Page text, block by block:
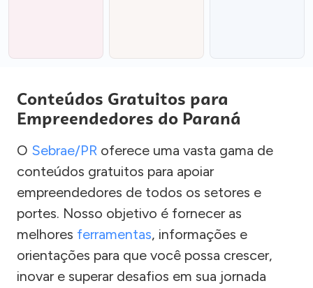
Conteúdos Gratuitos para
Empreendedores do Paraná
O Sebrae/PR oferece uma vasta gama de
conteúdos gratuitos para apoiar
empreendedores de todos os setores e
portes. Nosso objetivo é fornecer as
melhores ferramentas, informações e
orientações para que você possa crescer,
inovar e superar desafios em sua jornada